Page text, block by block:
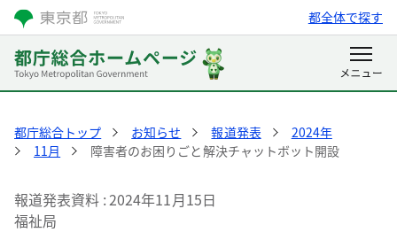
都全体で探す
都庁総合トップ お知らせ 報道発表
2024年
11月
障害者のお困りごと解決チャットボット開設
報道発表資料 2024年11月15日
福祉局